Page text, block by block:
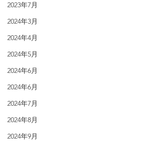
2023年7月
2024年3月
2024年4月
2024年5月
2024年6月
2024年6月
2024年7月
2024年8月
2024年9月